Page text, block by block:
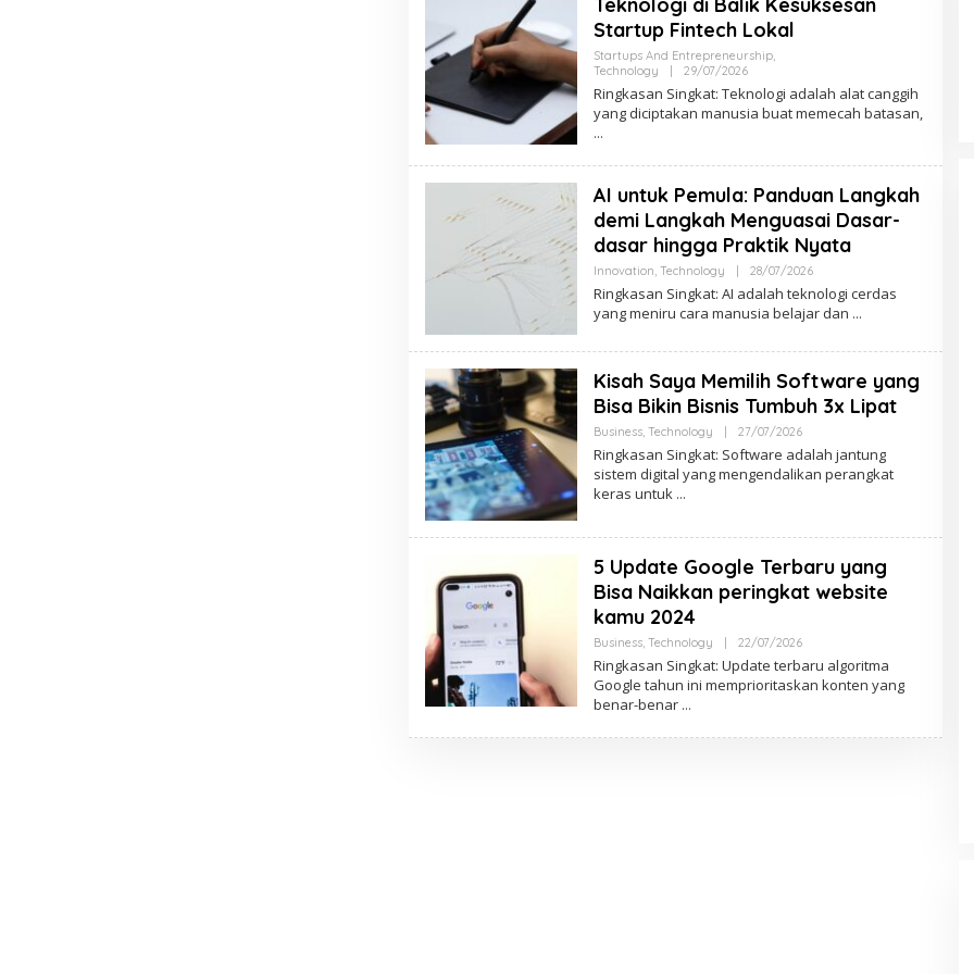
N
N
Startup Fintech Lokal
Startups And Entrepreneurship,
Technology
29/07/2026O
E
H
M
N
S
N
Ringkasan Singkat: Teknologi adalah alat canggih
yang diciptakan manusia buat memecah batasan,
AI untuk Pemula: Panduan Langkah
demi Langkah Menguasai Dasar-
dasar hingga Praktik Nyata
Innovation, Technology 28/07/2026O
E
H
I
N
N
Ringkasan Singkat: AI adalah teknologi cerdas
yang meniru cara manusia belajar dan
Kisah Saya Memilih Software yang
Bisa Bikin Bisnis Tumbuh 3x Lipat
Business, Technology 27/07/2026O
L
E
H
I
N
S
N
Ringkasan Singkat: Software adalah jantung
sistem digital yang mengendalikan perangkat
keras untuk
5 Update Google Terbaru yang
Bisa Naikkan peringkat website
kamu 2024
Business, Technology 22/07/2026O
E
H
M
Ringkasan Singkat: Update terbaru algoritma
Google tahun ini memprioritaskan konten yang
benar-benar